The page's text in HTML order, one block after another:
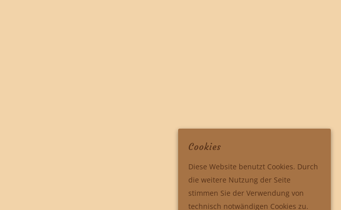
Cookies
Diese Website benutzt Cookies. Durch
die weitere Nutzung der Seite
stimmen Sie der Verwendung von
technisch notwändigen Cookies zu.